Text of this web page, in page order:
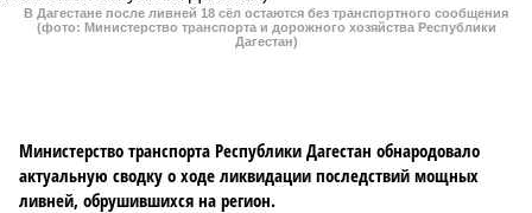
В Дагестане после ливней 18 сёл остаются без транспортного сообщения
(фото: Министерство транспорта и дорожного хозяйства Республики
Дагестан)
Министерство транспорта Республики Дагестан обнародовало
актуальную сводку о ходе ликвидации последствий мощных
ливней, обрушившихся на регион.